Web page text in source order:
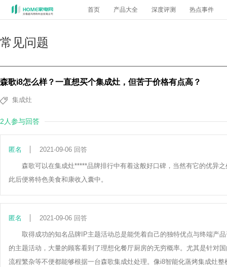
首页 产品大全 深度评测 热点事件
常见问题
森歌i8怎么样？一直想买个集成灶，但苦于价格有点高？
集成灶
2人参与回答
匿名 2021-09-06 回答
森歌可以在集成灶*****品牌排行中有着这般好口碑，当然有它的优异
此后便将特色美食和康收入囊中。
匿名 2021-09-06 回答
取得成功的知名品牌IP主题活动总是能凭着自己的独特优点与终端产
的主题活动，大量的顾客看到了理想化餐厅厨房的无穷概率。尤其是针对
流程繁杂等不便都能够根据一台森歌集成灶处理。像i8智能化蒸烤集成灶